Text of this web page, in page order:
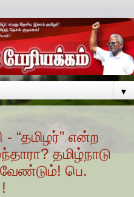
▼
- “தமிழர்” என்ற
தமிழ்நாடு
பெ.